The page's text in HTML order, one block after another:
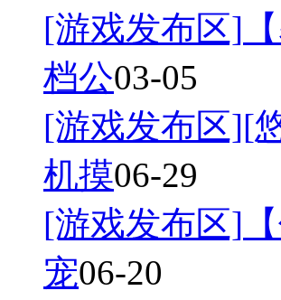
[游戏发布区]
档公03-05
[游戏发布区][
机摸06-29
[游戏发布区]
宠06-20